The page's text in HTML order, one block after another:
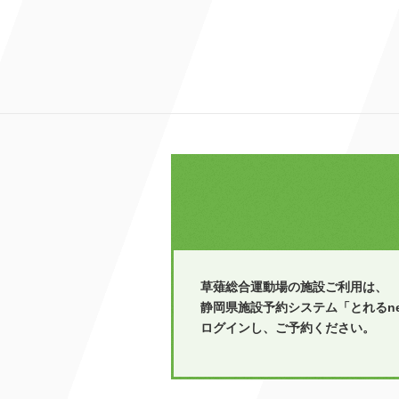
草薙総合運動場の施設ご利用は、
静岡県施設予約システム「とれる
ログインし、ご予約ください。